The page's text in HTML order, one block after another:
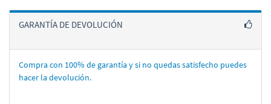
GARANTÍA DE DEVOLUCIÓN
Compra con 100% de garantí­a y si no quedas satisfecho puedes
hacer la devolución.